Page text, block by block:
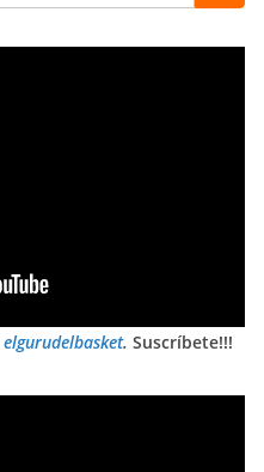
elgurudelbasket. Suscríbete!!!